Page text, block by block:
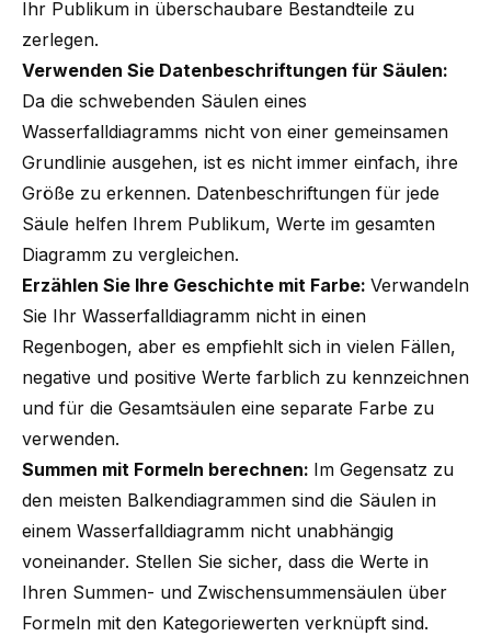
Ihr Publikum in überschaubare Bestandteile zu
zerlegen.
Verwenden Sie Datenbeschriftungen für Säulen:
Da die schwebenden Säulen eines
Wasserfalldiagramms nicht von einer gemeinsamen
Grundlinie ausgehen, ist es nicht immer einfach, ihre
Größe zu erkennen. Datenbeschriftungen für jede
Säule helfen Ihrem Publikum, Werte im gesamten
Diagramm zu vergleichen.
Erzählen Sie Ihre Geschichte mit Farbe: Verwandeln
Sie Ihr Wasserfalldiagramm nicht in einen
Regenbogen, aber es empfiehlt sich in vielen Fällen,
negative und positive Werte farblich zu kennzeichnen
und für die Gesamtsäulen eine separate Farbe zu
verwenden.
Summen mit Formeln berechnen: Im Gegensatz zu
den meisten Balkendiagrammen sind die Säulen in
einem Wasserfalldiagramm nicht unabhängig
voneinander. Stellen Sie sicher, dass die Werte in
Ihren Summen- und Zwischensummensäulen über
Formeln mit den Kategoriewerten verknüpft sind.